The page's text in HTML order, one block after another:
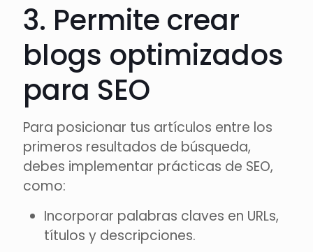
3. Permite crear
blogs optimizados
para SEO
Para posicionar tus artículos entre los
primeros resultados de búsqueda,
debes implementar prácticas de SEO,
como:
Incorporar palabras claves en URLs,
títulos y descripciones.